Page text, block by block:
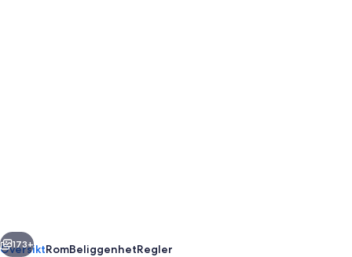
Neste
173+
OversiktRomBeliggenhetRegler